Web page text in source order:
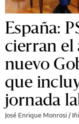
España:
cierran el
nuevo
que
jornada
José Enrique Monrosi /